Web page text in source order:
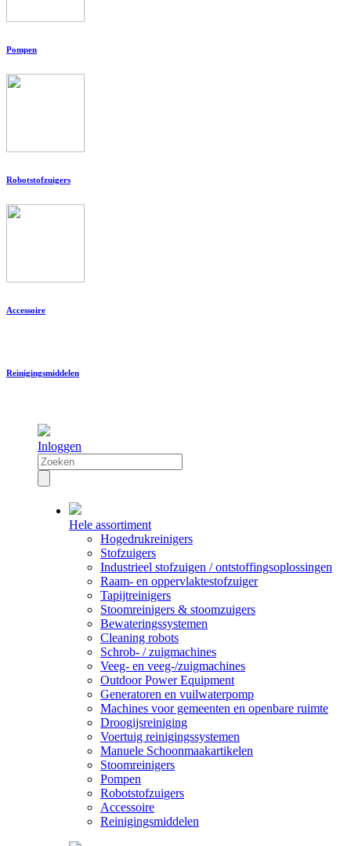
Pompen
Robotstofzuigers
Accessoire
Reinigingsmiddelen
Inloggen
Hele assortiment
Hogedrukreinigers
Stofzuigers
Industrieel stofzuigen / ontstoffingsoplossingen
Raam- en oppervlaktestofzuiger
Tapijtreinigers
Stoomreinigers & stoomzuigers
Bewateringssystemen
Cleaning robots
Schrob- / zuigmachines
Veeg- en veeg-/zuigmachines
Outdoor Power Equipment
Generatoren en vuilwaterpomp
Machines voor gemeenten en openbare ruimte
Droogijsreiniging
Voertuig reinigingssystemen
Manuele Schoonmaakartikelen
Stoomreinigers
Pompen
Robotstofzuigers
Accessoire
Reinigingsmiddelen